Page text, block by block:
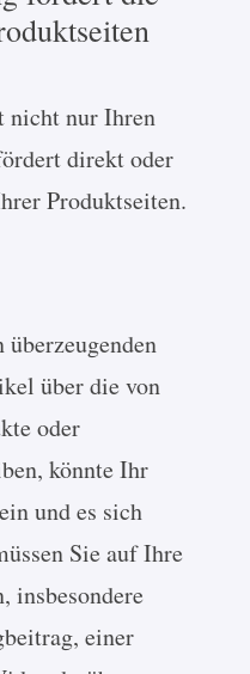
nicht nur Ihren
direkt oder
Produktseiten.
über die von
oder
könnte Ihr
und es sich
Sie auf Ihre
insbesondere
einer